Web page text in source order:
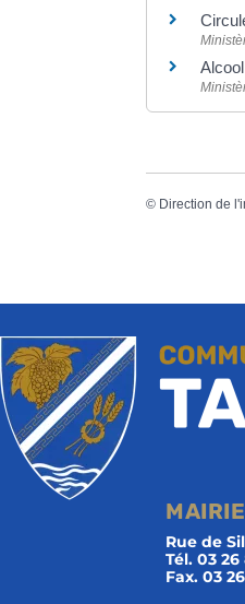
© Direction de
Rue de
Tél. 03 26
Fax. 03